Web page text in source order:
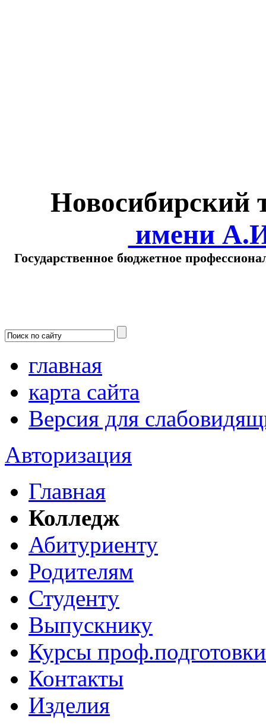
Новосибирский
имени
Государственное бюджетное
главная
карта сайта
Версия для
Авторизация
Главная
Колледж
Абитуриенту
Родителям
Студенту
Выпускнику
Курсы проф.подготовки
Контакты
Изделия